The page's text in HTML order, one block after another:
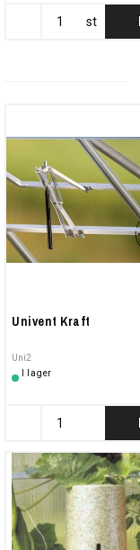
st
Univent Kraft
Uni2
I lager